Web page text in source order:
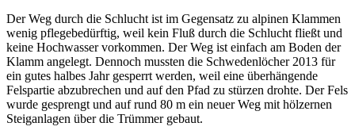
Der Weg durch die Schlucht ist im Gegensatz zu alpinen Klammen
wenig pflegebedürftig, weil kein Fluß durch die Schlucht fließt und
keine Hochwasser vorkommen. Der Weg ist einfach am Boden der
Klamm angelegt. Dennoch mussten die Schwedenlöcher 2013 für
ein gutes halbes Jahr gesperrt werden, weil eine überhängende
Felspartie abzubrechen und auf den Pfad zu stürzen drohte. Der Fels
wurde gesprengt und auf rund 80 m ein neuer Weg mit hölzernen
Steiganlagen über die Trümmer gebaut.